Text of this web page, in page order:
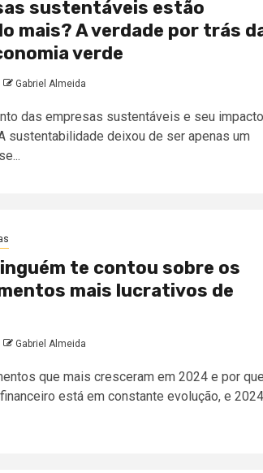
sustentáveis estão
mais? A verdade por trás
verde
Gabriel Almeida
das empresas sustentáveis e seu impacto
sustentabilidade deixou de ser apenas um
te contou sobre os
mais lucrativos de
Gabriel Almeida
que mais cresceram em 2024 e por
está em constante evolução, e 2024